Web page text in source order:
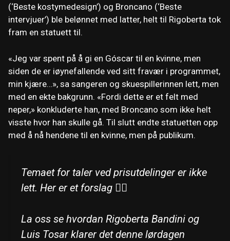
(‘Beste kostymedesign’) og Broncano (‘Beste
intervjuer’) ble belønnet med latter, helt til Rigoberta tok
fram en statuett til.
«Jeg var spent på å gi en Góscar til en kvinne, men
siden de er iøynefallende ved sitt fravær i programmet,
min kjære…», sa sangeren og skuespillerinnen lett, men
med en ekte bakgrunn. «Fordi dette er et felt med
neper,» konkluderte han, med Broncano som ikke helt
visste hvor han skulle gå. Til slutt endte statuetten opp
med å nå hendene til en kvinne, men på publikum.
Temaet for taler ved prisutdelinger er ikke
lett. Her er et forslag 🤷‍♂️
La oss se hvordan Rigoberta Bandini og
Luis Tosar klarer det denne lørdagen